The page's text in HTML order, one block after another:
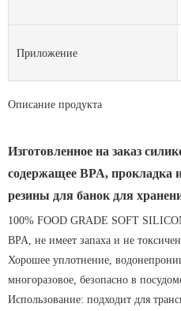
Приложение
Описание продукта
Изготовленное на заказ
содержащее BPA, прокладка
резины для банок для
100% FOOD GRADE SOFT
BPA, не имеет запаха и не
Хорошее уплотнение,
многоразовое, безопасно в
Использование: подходит для